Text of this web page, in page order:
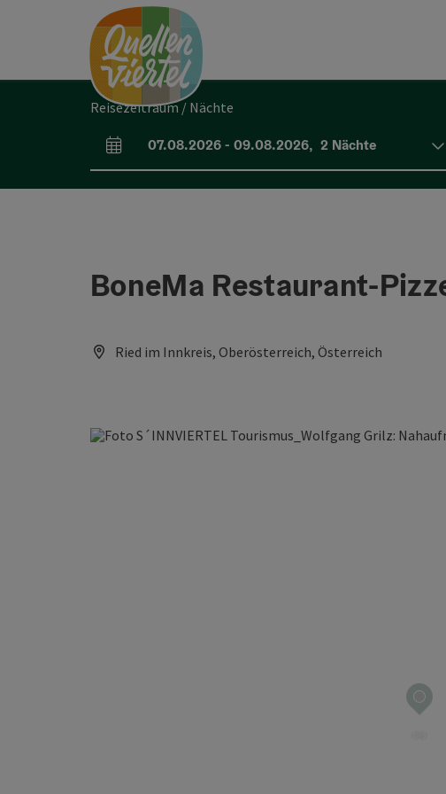
Zum InhaltAccesskey
[0]
Zur NavigationAccesskey
Zum Seitenanfang Accesskey
Reisezeitraum / Nächte
An- und Abreisefelder
07.08.2026- 09.08.2026, 2 Nächte
BoneMa Restaurant-
Ried im Innkreis, Oberösterreich, Österreich